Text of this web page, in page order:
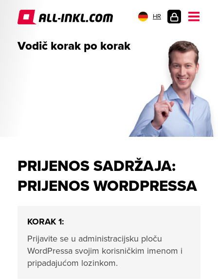
HR
Vodič korak po korak
PRIJENOS SADRŽAJA:
PRIJENOS WORDPRESSA
KORAK 1:
Prijavite se u administracijsku ploču
WordPressa svojim korisničkim imenom i
pripadajućom lozinkom.